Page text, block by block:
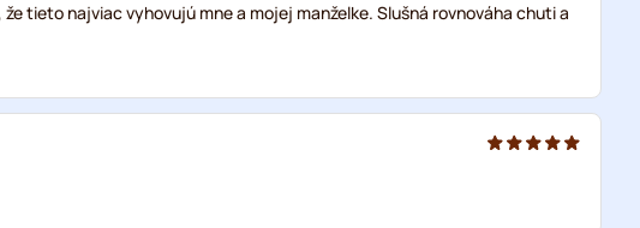
tieto najviac vyhovujú mne a mojej manželke. Slušná rovnováha chuti a